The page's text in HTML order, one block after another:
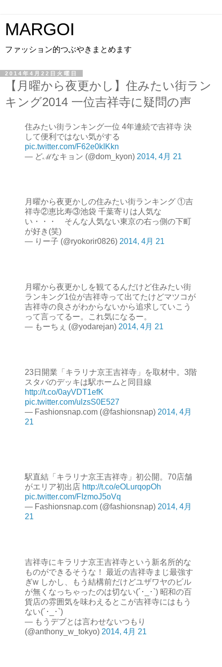
MARGOI
ファッション的つぶやきまとめます
2014年4月22日火曜日
【月曜から夜更かし】住みたい街ラン
キング2014 一位吉祥寺に疑問の声
住みたい街ランキング一位 4年連続で吉祥寺 決
して便利ではない気がする
pic.twitter.com/F62e0kIKkn
— どℳなキョン (@dom_kyon) 2014, 4月 21
月曜から夜更かしの住みたい街ランキング ①吉
祥寺②恵比寿③池袋 千葉寄りは人気な
い・・・ そんな人気ない東京の右っ側の下町
が好き(笑)
— りー子 (@ryokorir0826) 2014, 4月 21
月曜から夜更かしを観てるんだけど住みたい街
ランキング1位が吉祥寺って出てたけどマツコが
吉祥寺の良さがわからないから追求していこう
って言ってるー。これ気になるー。
— もーちぇ (@yodarejan) 2014, 4月 21
23日開業「キラリナ京王吉祥寺」を取材中。3階
スタバのデッキは駅ホームと同目線
http://t.co/0ayVDT1efK
pic.twitter.com/ulzsS0E527
— Fashionsnap.com (@fashionsnap) 2014, 4月
21
駅直結「キラリナ京王吉祥寺」初公開。70店舗
がエリア初出店 http://t.co/eOLurqopOh
pic.twitter.com/FIzmoJ5oVq
— Fashionsnap.com (@fashionsnap) 2014, 4月
21
吉祥寺にキラリナ京王吉祥寺という新名所的な
ものができるそうな！ 最近の吉祥寺まじ最強す
ぎw しかし、もう結構前だけどユザワヤのビル
が無くなっちゃったのは切ない(´･_･`) 昭和の百
貨店の雰囲気を味わえるとこが吉祥寺にはもう
ない(´･_･`)
— もうデブとは言わせないつもり
(@anthony_w_tokyo) 2014, 4月 21